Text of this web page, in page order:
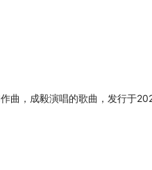
曲，成毅演唱的歌曲，发行于